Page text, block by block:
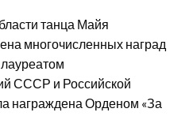
танца Майя
многочисленных наград
СССР и Российской
награждена Орденом «За